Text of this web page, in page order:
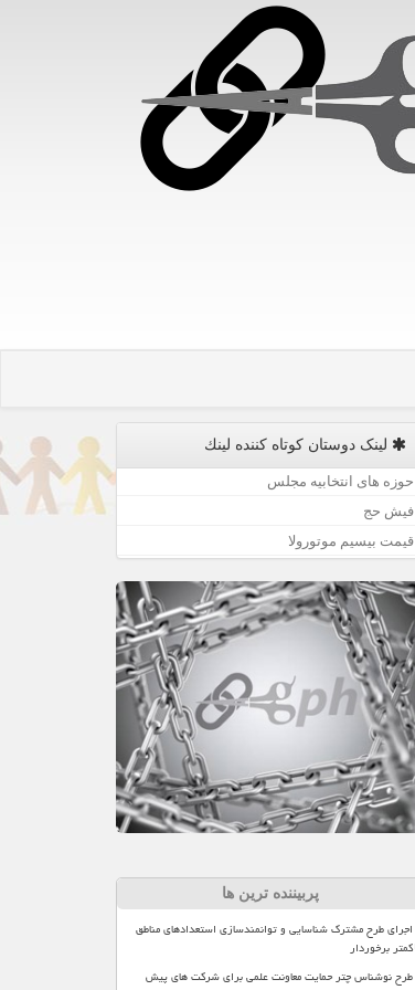
لینک دوستان كوتاه كننده لینك
حوزه های انتخابیه مجلس
فیش حج
قیمت بیسیم موتورولا
پربیننده ترین ها
اجرای طرح مشترک شناسایی و توانمندسازی استعدادهای مناطق
کمتر برخوردار
طرح نوشناس چتر حمایت معاونت علمی برای شرکت های پیش